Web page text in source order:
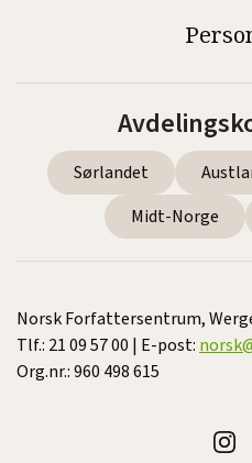
Sørlandet
Midt-Norge
Norsk Forfattersentrum,
Tlf.: 21 09 57 00 | E-post:
Org.nr.: 960 498 615